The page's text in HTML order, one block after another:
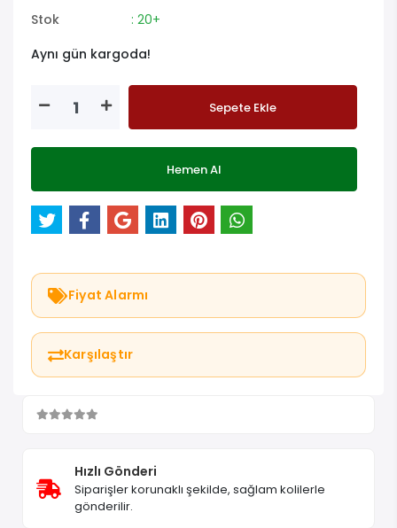
Stok
: 20+
Aynı gün kargoda!
Sepete Ekle
Hemen Al
Fiyat Alarmı
Karşılaştır
Hızlı Gönderi
Siparişler korunaklı şekilde, sağlam kolilerle
gönderilir.